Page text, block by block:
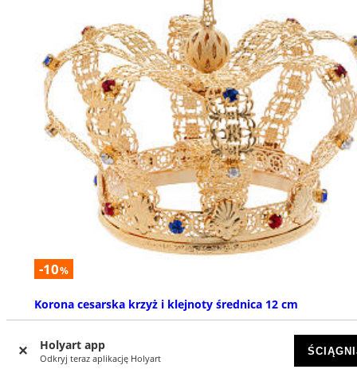
Holyart app
Odkryj teraz aplikację Holyart
-10%
Korona cesarska krzyż i klejnoty średnica 12 cm
zł 1701,93 zł 1891,04